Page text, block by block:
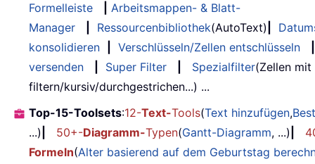
Formelleiste
Arbeitsmappen- & Blatt-
Manager
Ressourcenbibliothek(AutoText)
konsolidieren
Verschlüsseln/Zellen entschlüsseln
versenden
Super Filter Spezialfilter(Zellen
filtern/kursiv/durchgestrichen...) ...
Top-15-Toolsets:12-Text-Tools(Text hinzufügen,
...)
50+-Diagramm-Typen(Gantt-Diagramm, ...)
Formeln(Alter basierend auf dem Geburtstag